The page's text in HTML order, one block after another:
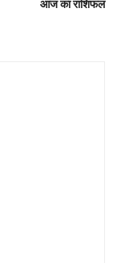
आज का राशिफल